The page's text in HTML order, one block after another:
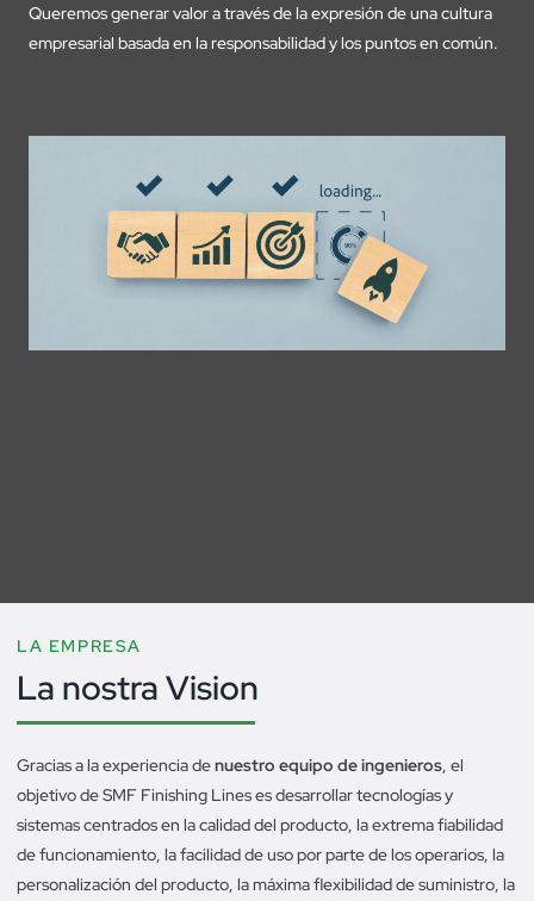
Queremos generar valor a través de la expresión de una cultura
empresarial basada en la responsabilidad y los puntos en común.
LA EMPRESA
La nostra Vision
Gracias a la experiencia denuestro equipo de ingenieros , el
objetivo de SMF Finishing Lines es desarrollar tecnologías y
sistemas centrados en la calidad del producto, la extrema fiabilidad
de funcionamiento, la facilidad de uso por parte de los operarios, la
personalización del producto, la máxima flexibilidad de suministro, la